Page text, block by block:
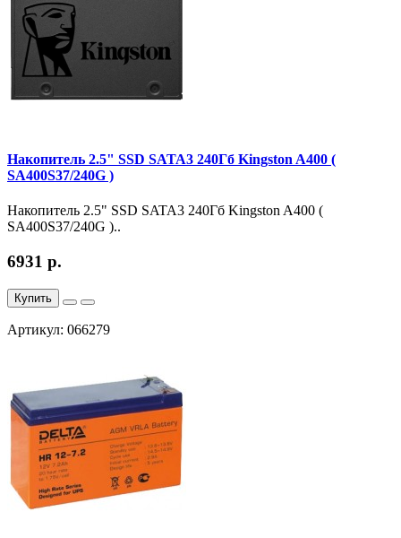
Накопитель 2.5" SSD SATA3 240Гб Kingston A400 (
SA400S37/240G )
Накопитель 2.5" SSD SATA3 240Гб Kingston A400 (
SA400S37/240G )..
6931 р.
Купить
Артикул: 066279